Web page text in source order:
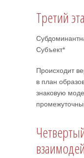
Третий
Субъект*
Происходит
в план
знаковую